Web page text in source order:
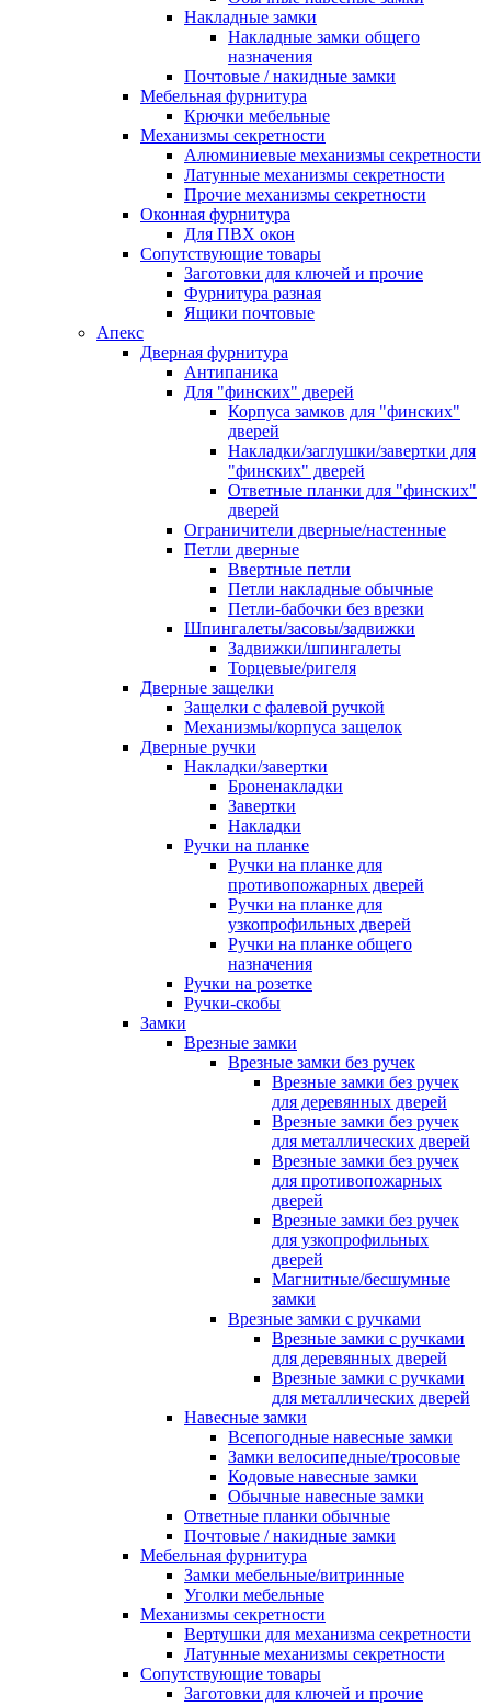
Накладные замки
Накладные замки общего
назначения
Почтовые / накидные замки
Мебельная фурнитура
Крючки мебельные
Механизмы секретности
Алюминиевые механизмы секретности
Латунные механизмы секретности
Прочие механизмы секретности
Оконная фурнитура
Для ПВХ окон
Сопутствующие товары
Заготовки для ключей и прочие
Фурнитура разная
Ящики почтовые
Апекс
Дверная фурнитура
Антипаника
Для "финских" дверей
Корпуса замков для "финских"
дверей
Накладки/заглушки/завертки для
"финских" дверей
Ответные планки для "финских"
дверей
Ограничители дверные/настенные
Петли дверные
Ввертные петли
Петли накладные обычные
Петли-бабочки без врезки
Шпингалеты/засовы/задвижки
Задвижки/шпингалеты
Торцевые/ригеля
Дверные защелки
Защелки с фалевой ручкой
Механизмы/корпуса защелок
Дверные ручки
Накладки/завертки
Броненакладки
Завертки
Накладки
Ручки на планке
Ручки на планке для
противопожарных дверей
Ручки на планке для
узкопрофильных дверей
Ручки на планке общего
назначения
Ручки на розетке
Ручки-скобы
Замки
Врезные замки
Врезные замки без ручек
Врезные замки без ручек
для деревянных дверей
Врезные замки без ручек
для металлических дверей
Врезные замки без ручек
для противопожарных
дверей
Врезные замки без ручек
для узкопрофильных
дверей
Магнитные/бесшумные
замки
Врезные замки с ручками
Врезные замки с ручками
для деревянных дверей
Врезные замки с ручками
для металлических дверей
Навесные замки
Всепогодные навесные замки
Замки велосипедные/тросовые
Кодовые навесные замки
Обычные навесные замки
Ответные планки обычные
Почтовые / накидные замки
Мебельная фурнитура
Замки мебельные/витринные
Уголки мебельные
Механизмы секретности
Вертушки для механизма секретности
Латунные механизмы секретности
Сопутствующие товары
Заготовки для ключей и прочие